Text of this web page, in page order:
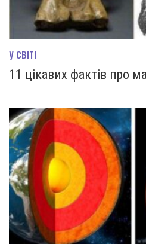
У СВІТІ
11 цікавих фактів про